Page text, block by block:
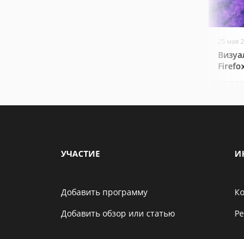
25 мая
УЧАСТИЕ
Добавить программу
Добавить обзор или статью